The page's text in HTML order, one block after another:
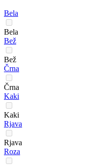
Bela
Bela
Bež
Bež
Črna
Črna
Kaki
Kaki
Rjava
Rjava
Roza